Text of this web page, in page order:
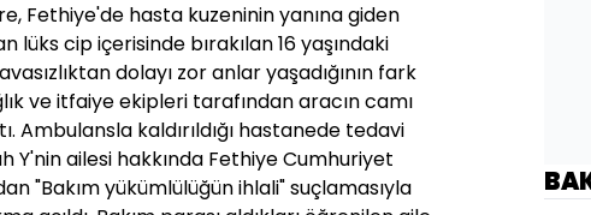
Fethiye'de hasta kuzeninin yanına giden
lüks cip içerisinde bırakılan 16 yaşındaki
dolayı zor anlar yaşadığının fark
ve itfaiye ekipleri tarafından aracın camı
Ambulansla kaldırıldığı hastanede tedavi
Y'nin ailesi hakkında Fethiye Cumhuriyet
"Bakım yükümlülüğün ihlali" suçlamasıyla